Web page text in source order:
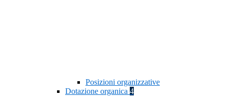
Posizioni organizzative
Dotazione organica 4